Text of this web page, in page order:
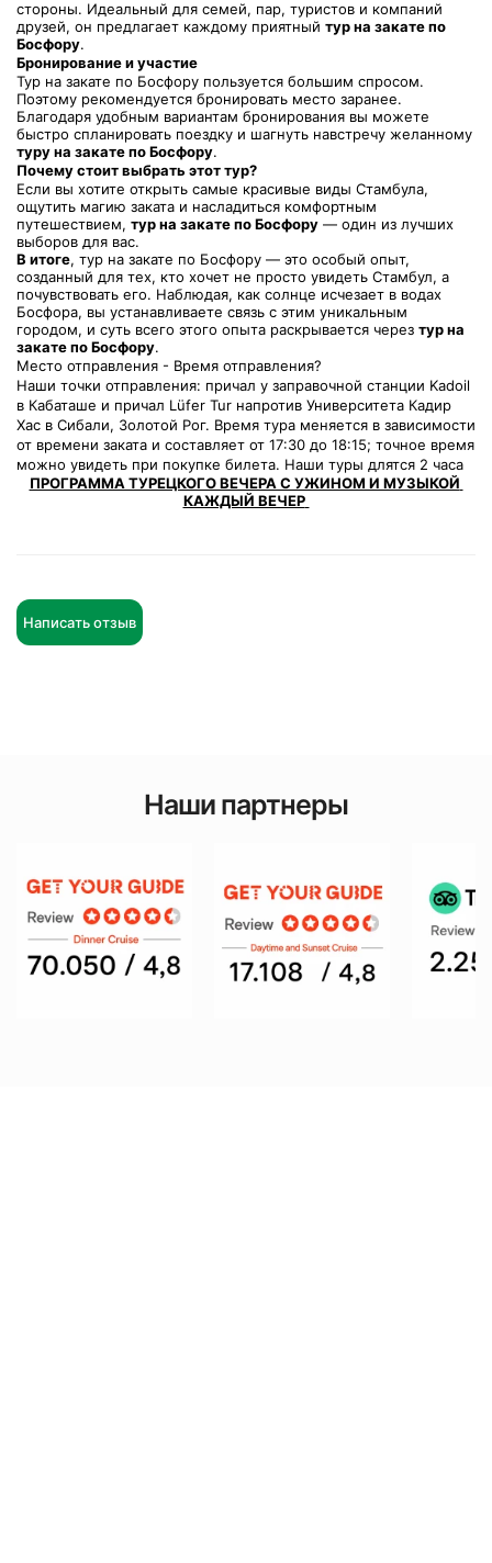
стороны. Идеальный для семей, пар, туристов и компаний
друзей, он предлагает каждому приятный тур на закате по
Босфору.
Бронирование и участие
Тур на закате по Босфору пользуется большим спросом.
Поэтому рекомендуется бронировать место заранее.
Благодаря удобным вариантам бронирования вы можете
туру на закате по Босфору.
Почему стоит выбрать этот тур?
Если вы хотите открыть самые красивые виды Стамбула,
ощутить магию заката и насладиться комфортным
путешествием, тур на закате по Босфору — один из лучших
выборов для вас.
В итоге, тур на закате по Босфору — это особый опыт,
созданный для тех, кто хочет не просто увидеть Стамбул, а
почувствовать его. Наблюдая, как солнце исчезает в водах
Босфора, вы устанавливаете связь с этим уникальным
городом, и суть всего этого опыта раскрывается через тур на
закате по Босфору.
Место отправления - Время отправления?
Наши точки отправления: причал у заправочной станции Kadoil
в Кабаташе и причал Lüfer Tur напротив Университета Кадир
Хас в Сибали, Золотой Рог. Время тура меняется в зависимости
от времени заката и составляет от 17:30 до 18:15; точное время
можно увидеть при покупке билета. Наши туры длятся 2 часа
ПРОГРАММА ТУРЕЦКОГО ВЕЧЕРА С УЖИНОМ И МУЗЫКОЙ
КАЖДЫЙ ВЕЧЕР
Написать отзыв
Наши партнеры